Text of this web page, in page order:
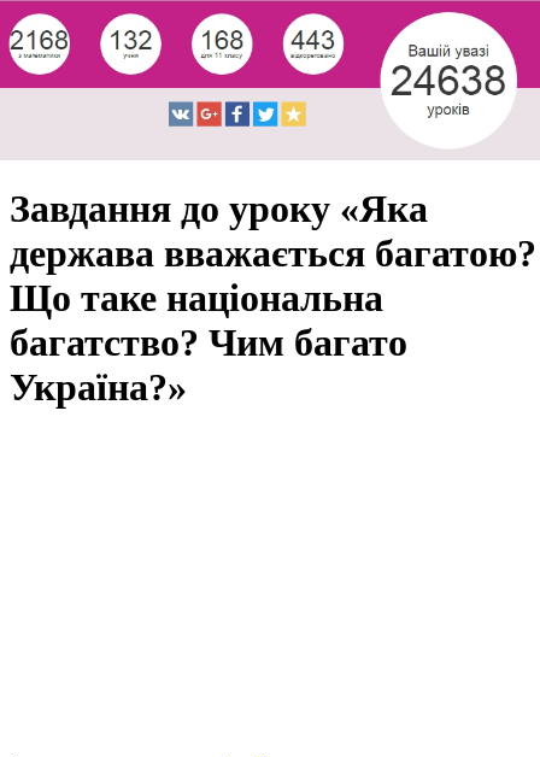
Завдання до уроку «Яка
держава вважається багатою?
Що таке національна
багатство? Чим багато
Україна?»